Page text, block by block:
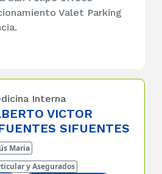
Valet Parking
Interna
VICTOR
SIFUENTES
Maria
y Asegurados